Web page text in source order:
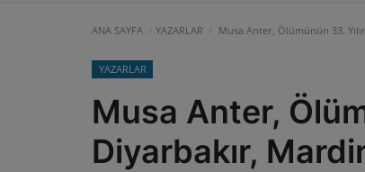
ANA SAYFA YAZARLAR Musa Anter, Ölümünün 33.
YAZARLAR
Musa Anter,
Diyarbakır,